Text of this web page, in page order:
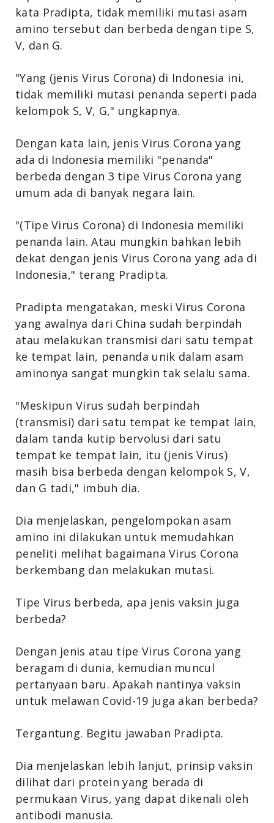
kata Pradipta, tidak memiliki mutasi asam
amino tersebut dan berbeda dengan tipe S,
V, dan G.
"Yang (jenis Virus Corona) di Indonesia ini,
tidak memiliki mutasi penanda seperti pada
kelompok S, V, G," ungkapnya.
Dengan kata lain, jenis Virus Corona yang
ada di Indonesia memiliki "penanda"
berbeda dengan 3 tipe Virus Corona yang
umum ada di banyak negara lain.
"(Tipe Virus Corona) di Indonesia memiliki
penanda lain. Atau mungkin bahkan lebih
dekat dengan jenis Virus Corona yang ada di
Indonesia," terang Pradipta.
Pradipta mengatakan, meski Virus Corona
yang awalnya dari China sudah berpindah
atau melakukan transmisi dari satu tempat
ke tempat lain, penanda unik dalam asam
aminonya sangat mungkin tak selalu sama.
"Meskipun Virus sudah berpindah
(transmisi) dari satu tempat ke tempat lain,
dalam tanda kutip bervolusi dari satu
tempat ke tempat lain, itu (jenis Virus)
masih bisa berbeda dengan kelompok S, V,
dan G tadi," imbuh dia.
Dia menjelaskan, pengelompokan asam
amino ini dilakukan untuk memudahkan
peneliti melihat bagaimana Virus Corona
berkembang dan melakukan mutasi.
Tipe Virus berbeda, apa jenis vaksin juga
berbeda?
Dengan jenis atau tipe Virus Corona yang
beragam di dunia, kemudian muncul
pertanyaan baru. Apakah nantinya vaksin
untuk melawan Covid-19 juga akan berbeda?
Tergantung. Begitu jawaban Pradipta.
Dia menjelaskan lebih lanjut, prinsip vaksin
dilihat dari protein yang berada di
permukaan Virus, yang dapat dikenali oleh
antibodi manusia.